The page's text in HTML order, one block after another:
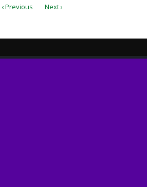
‹ Previous
Next ›